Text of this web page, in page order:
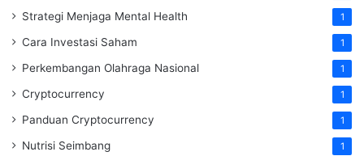
Strategi Menjaga Mental Health 1
Cara Investasi Saham 1
Perkembangan Olahraga Nasional 1
Cryptocurrency 1
Panduan Cryptocurrency 1
Nutrisi Seimbang 1